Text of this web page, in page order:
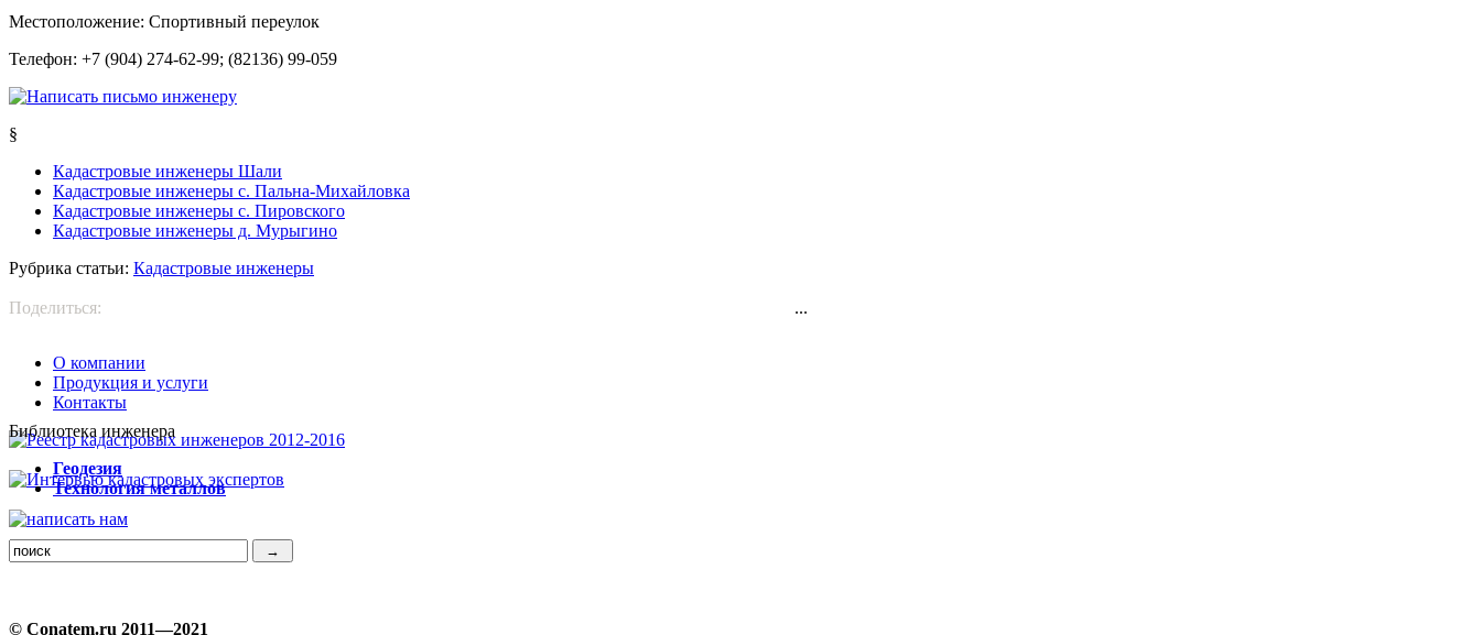
Местоположение: Спортивный переулок
Телефон: +7 (904) 274-62-99; (82136) 99-059
§
Кадастровые инженеры Шали
Кадастровые инженеры с. Пальна-Михайловка
Кадастровые инженеры с. Пировского
Кадастровые инженеры д. Мурыгино
Рубрика статьи: Кадастровые инженеры
Поделиться: ...
О компании
Продукция и услуги
Контакты
Библиотека инженера
Геодезия
Технология металлов
© Conatem.ru 2011—2021